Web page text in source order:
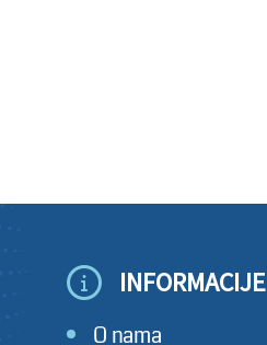
INFORMACIJE
O nama